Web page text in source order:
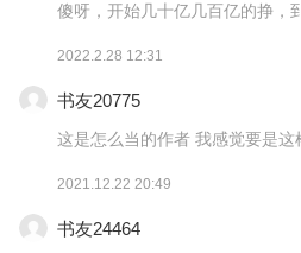
傻呀，开始几十亿几百亿的挣，
2022.2.28 12:31
书友20775
2021.12.22 20:49
书友24464